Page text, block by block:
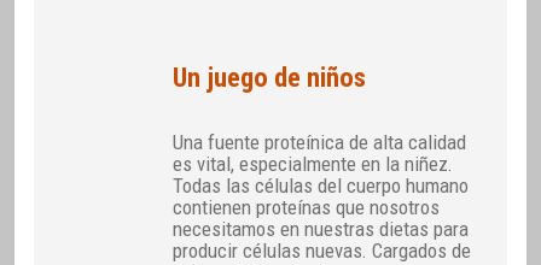
Un juego de niños
Una fuente proteínica de alta calidad
es vital, especialmente en la niñez.
Todas las células del cuerpo humano
contienen proteínas que nosotros
necesitamos en nuestras dietas para
producir células nuevas. Cargados de